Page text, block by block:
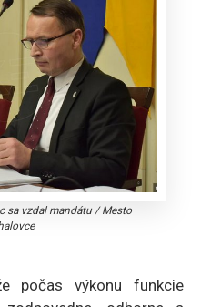
sa vzdal mandátu/Mesto
počas výkonu funkcie